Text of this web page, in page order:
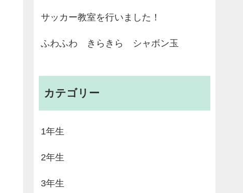
サッカー教室を行いました！
ふわふわ きらきら シャボン玉
カテゴリー
1年生
2年生
3年生